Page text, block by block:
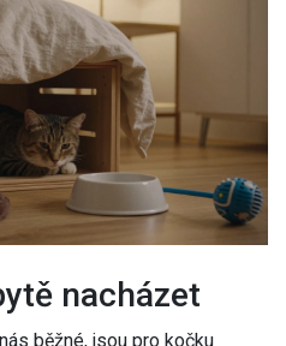
nacházet
běžné, jsou pro kočku